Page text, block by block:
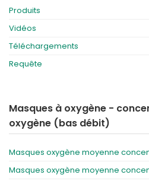
Produits
Vidéos
Téléchargements
Requête
Masques à oxygène -
oxygène (bas débit)
Masques oxygène moyenne
Masques oxygène moyenne